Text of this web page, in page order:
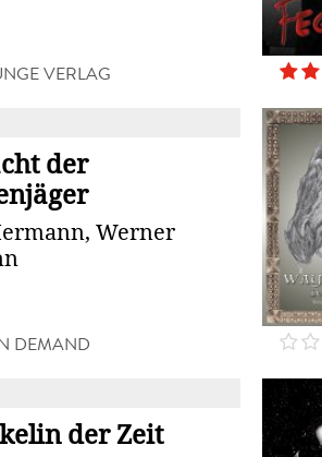
VERLAG
der
Werner
DEMAND
der Zeit